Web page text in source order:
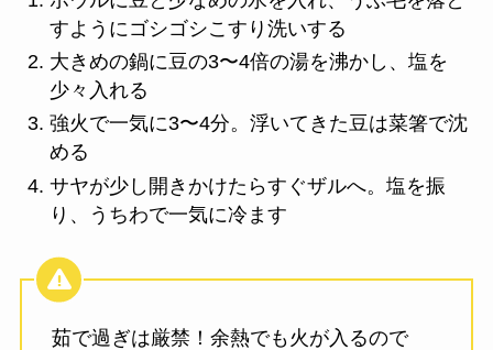
すようにゴシゴシこすり洗いする
大きめの鍋に豆の3〜4倍の湯を沸かし、塩を
少々入れる
強火で一気に3〜4分。浮いてきた豆は菜箸で沈
める
サヤが少し開きかけたらすぐザルへ。塩を振
り、うちわで一気に冷ます
茹で過ぎは厳禁！余熱でも火が入るので